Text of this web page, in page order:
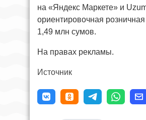
на «Яндекс Маркете» и
ориентировочная
1,49 млн сумов.
На правах рекламы.
Источник